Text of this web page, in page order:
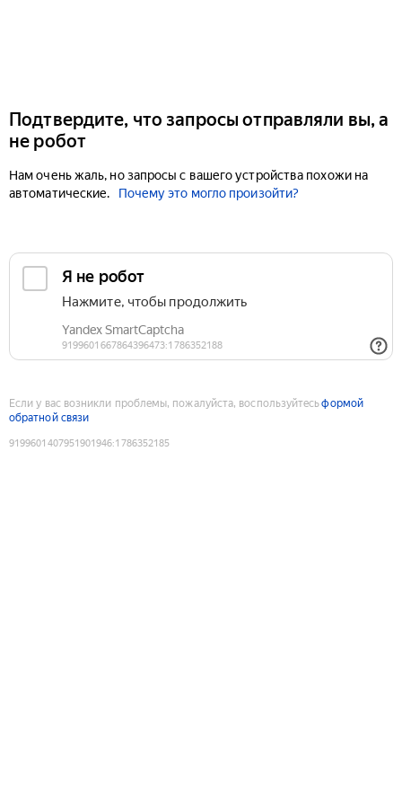
Подтвердите, что запросы отправляли вы, а
не робот
Нам очень жаль, но запросы с вашего устройства похожи на
автоматические.
Почему это могло произойти?
Если у вас возникли проблемы, пожалуйста, воспользуйтесьформой
обратной связи
9199601407951901946:1786352185